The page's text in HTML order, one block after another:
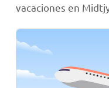
vacaciones en